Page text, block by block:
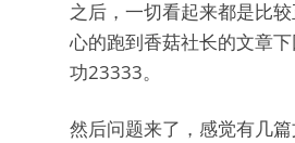
之后，一切看起来都是比
心的跑到香菇社长的文章
功23333。
然后问题来了，感觉有几